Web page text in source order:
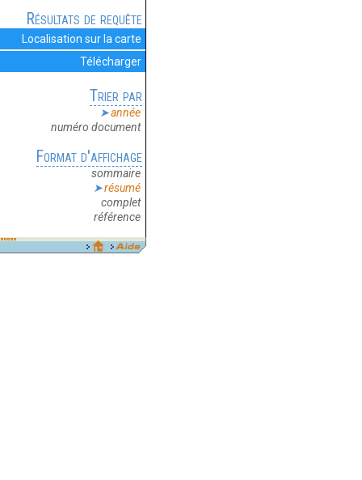
Résultats de requête
Localisation sur la carte
Télécharger
Trier par
année
numéro document
Format d'affichage
sommaire
résumé
complet
référence